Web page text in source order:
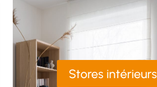
Stores intérieurs